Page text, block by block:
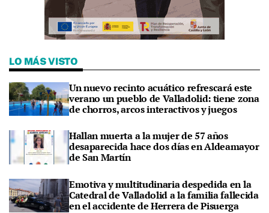
LO MÁS VISTO
Un nuevo recinto acuático refrescará este
verano un pueblo de Valladolid: tiene zona
de chorros, arcos interactivos y juegos
Hallan muerta a la mujer de 57 años
desaparecida hace dos días en Aldeamayor
de San Martín
Emotiva y multitudinaria despedida en la
Catedral de Valladolid a la familia fallecida
en el accidente de Herrera de Pisuerga